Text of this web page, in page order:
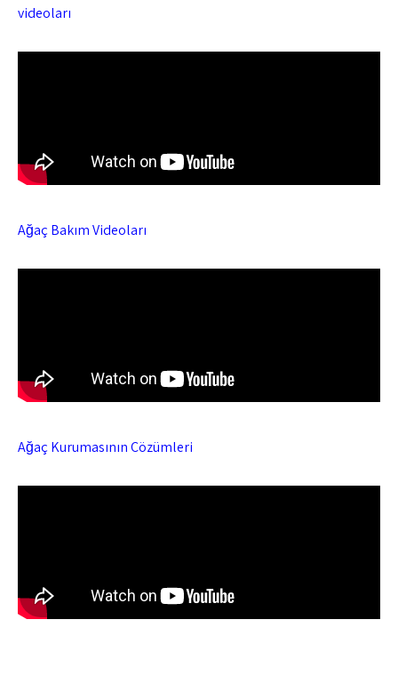
videoları
Ağaç Bakım Videoları
Ağaç Kurumasının Çözümleri